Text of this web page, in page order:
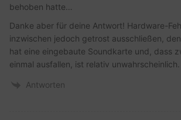
behoben hatte…
Danke aber für deine Antwort! Hardware-
inzwischen jedoch getrost ausschließen,
hat eine eingebaute Soundkarte und, dass
einmal ausfallen, ist relativ
Antworten